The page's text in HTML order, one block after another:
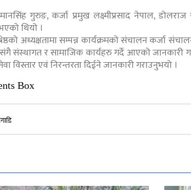
गुरुङ, कर्जा प्रमुख लक्ष्मीप्रसाद नेपाल,
थियो ।
अध्यक्षतामा सम्पन्न कार्यक्रमको संचालन कर्जा
संस्थागत र सामाजिक कार्यहरु गर्दे आएको
विस्तार एवं निरन्तरता दिईने जानकारी गराउनुभयो ।
Box